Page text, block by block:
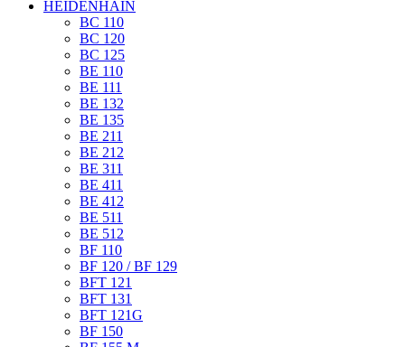
HEIDENHAIN
BC 110
BC 120
BC 125
BE 110
BE 111
BE 132
BE 135
BE 211
BE 212
BE 311
BE 411
BE 412
BE 511
BE 512
BF 110
BF 120 / BF 129
BFT 121
BFT 131
BFT 121G
BF 150